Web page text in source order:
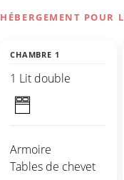
HÉBERGEMENT POUR
CHAMBRE 1
1 Lit double
Armoire
Tables de chevet